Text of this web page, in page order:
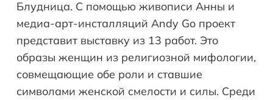
Блудница. С помощью живописи Анны и
медиа-арт-инсталляций Andy Go проект
представит выставку из 13 работ. Это
образы женщин из религиозной мифологии,
совмещающие обе роли и ставшие
символами женской смелости и силы. Среди